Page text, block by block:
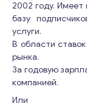
2002 году.
базу
услуги.
В области
рынка.
За годовую
компанией.
Или